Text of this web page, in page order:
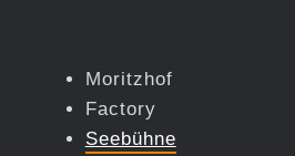
Moritzhof
Factory
Seebühne